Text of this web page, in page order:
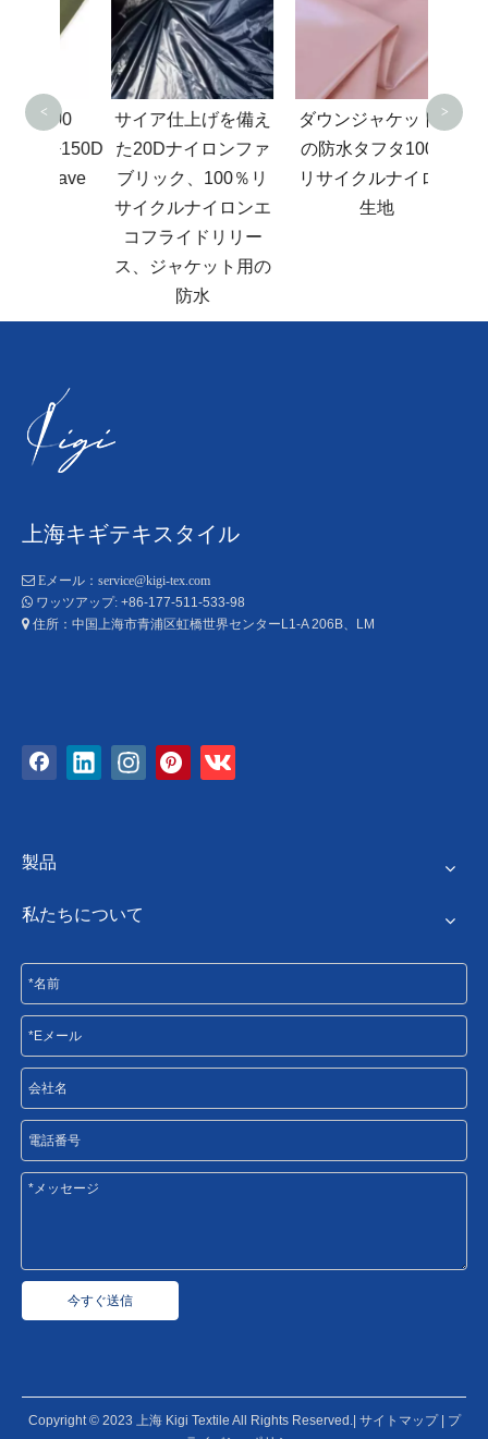
高UV耐性ポリエステルファブリックの特性
2024-09-05
屋外材料の緑の革命-PLA
2024-08-22
コーティング材料のファブリックは何ですか
2024-11-18
ソファファブリックの紹介
2024-11-20
屋外ジャケットファブリックのDとTの概念
2024-11-22
KIGI-TEX：中国の高品質生地サプライヤー
2024-11-27
さまざまな「パイル」生地の違いは何ですか?
2024-11-16
オールポリエステルコーラルベルベットの長所と短所と応用分野
サイア仕上げを備え
た20Dナイロンファ
ブリック、100％リ
サイクルナイロンエ
コフライドリリー
ス、ジャケット用の
ダウンジャケット用
の防水タフタ100％
リサイクルナイロン
< >
上海キギテキスタイル
 Eメール： service@kigi-tex.com
 ワッツアップ: +86-177-511-533-98
 住所：中国上海市青浦区虹橋世界センターL1-A 206B、LM
製品
私たちについて
今すぐ送信
Copyright © 2023 上海 Kigi Textile All Rights Reserved.| サイトマップ|
プ